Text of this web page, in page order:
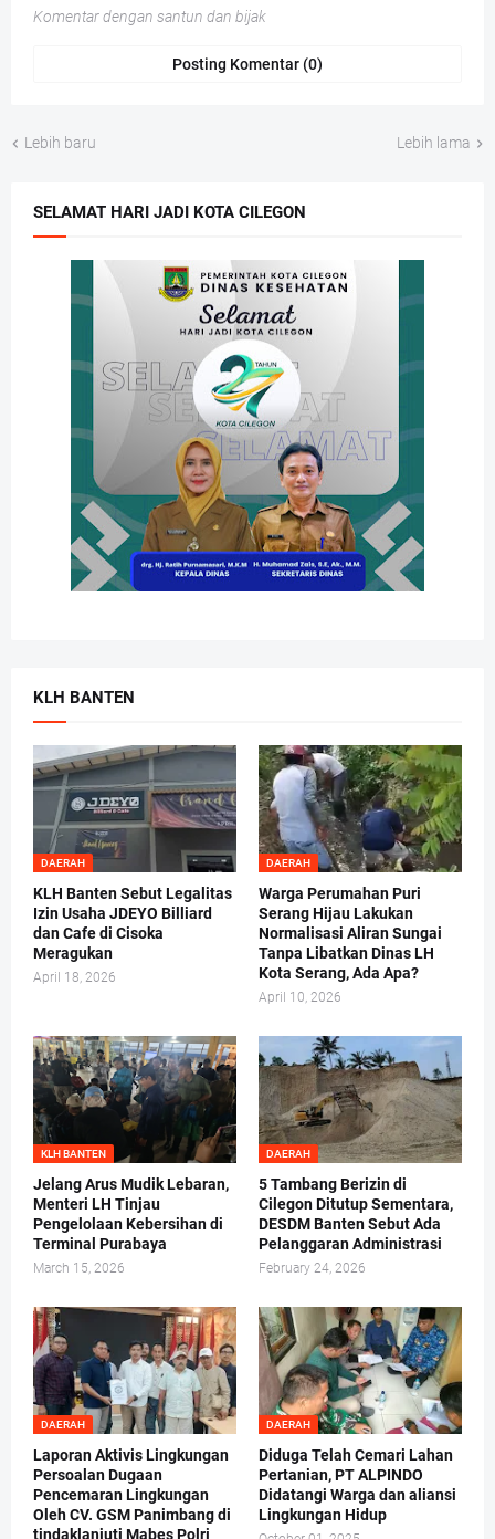
Komentar dengan santun dan bijak
Posting Komentar (0)
Lebih baru Lebih lama
SELAMAT HARI JADI KOTA CILEGON
KLH BANTEN
DAERAH
KLH Banten Sebut Legalitas
Izin Usaha JDEYO Billiard
dan Cafe di Cisoka
Meragukan
April 18, 2026
DAERAH
Warga Perumahan Puri
Serang Hijau Lakukan
Normalisasi Aliran Sungai
Tanpa Libatkan Dinas LH
Kota Serang, Ada Apa?
April 10, 2026
KLH BANTEN
Jelang Arus Mudik Lebaran,
Menteri LH Tinjau
Pengelolaan Kebersihan di
Terminal Purabaya
March 15, 2026
DAERAH
5 Tambang Berizin di
Cilegon Ditutup Sementara,
DESDM Banten Sebut Ada
Pelanggaran Administrasi
February 24, 2026
DAERAH
Laporan Aktivis Lingkungan
Persoalan Dugaan
Pencemaran Lingkungan
Oleh CV. GSM Panimbang di
tindaklanjuti Mabes Polri
DAERAH
Diduga Telah Cemari Lahan
Pertanian, PT ALPINDO
Didatangi Warga dan aliansi
Lingkungan Hidup